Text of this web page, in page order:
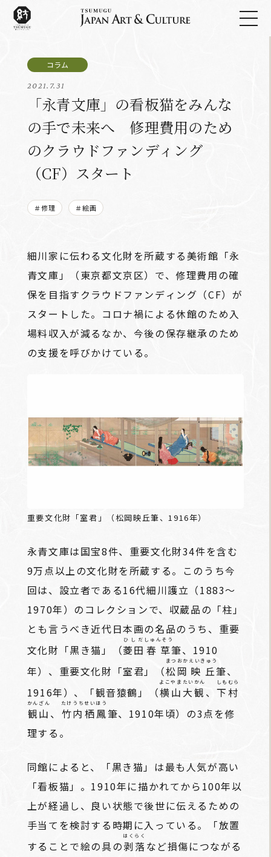
2021.7.31
「永青文庫」の看板猫をみんな
の手で未来へ 修理費用のため
のクラウドファンディング
（CF）スタート
＃修理 ＃絵画
細川家に伝わる文化財を所蔵する美術館「永
青文庫」（東京都文京区）で、修理費用の確
保を目指すクラウドファンディング（CF）が
スタートした。コロナ禍による休館のため入
場料収入が減るなか、今後の保存継承のため
の支援を呼びかけている。
重要文化財「室君」（松岡映丘筆、1916年）
永青文庫は国宝8件、重要文化財34件を含む
9万点以上の文化財を所蔵する。このうち今
回は、設立者である16代細川護立（1883～
1970年）のコレクションで、収蔵品の「柱」
とも言うべき近代日本画の名品のうち、重要
文化財「黒き猫」（菱田
ひしだ
春草
しゅんそう
筆、1910
年）、重要文化財「室君」（松岡
まつおか
映丘
えいきゅう
筆、
1916年）、「観音猿鶴」（横山
よこやま
大観
たいかん
、 下村
しもむら
観山
かんざん
、 竹内
たけうち
栖鳳
せいほう
筆、1910年頃）の3点を修
理する。
同館によると、「黒き猫」は最も人気が高い
「看板猫」。1910年に描かれてから100年以
上が経過し、良い状態で後世に伝えるための
手当てを検討する時期に入っている。「放置
することで絵の具の剥落
はくらく
など損傷につながる